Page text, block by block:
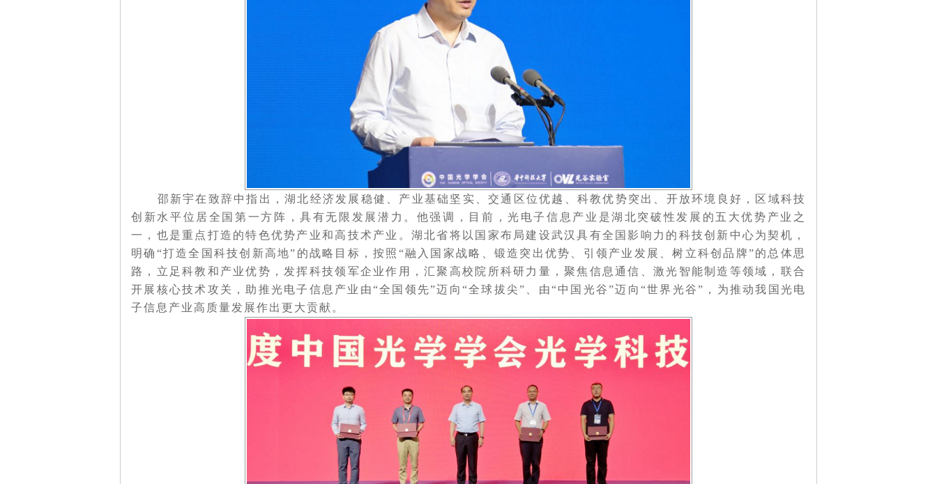
邵新宇在致辞中指出，湖北经济发展稳健、产业基础坚实、交通区位优越、科教优势突出、开放环境良好，区域科技
创新水平位居全国第一方阵，具有无限发展潜力。他强调，目前，光电子信息产业是湖北突破性发展的五大优势产业之
一，也是重点打造的特色优势产业和高技术产业。湖北省将以国家布局建设武汉具有全国影响力的科技创新中心为契机，
明确“打造全国科技创新高地”的战略目标，按照“融入国家战略、锻造突出优势、引领产业发展、树立科创品牌”的总体思
路，立足科教和产业优势，发挥科技领军企业作用，汇聚高校院所科研力量，聚焦信息通信、激光智能制造等领域，联合
开展核心技术攻关，助推光电子信息产业由“全国领先”迈向“全球拔尖”、由“中国光谷”迈向“世界光谷”，为推动我国光电
子信息产业高质量发展作出更大贡献。